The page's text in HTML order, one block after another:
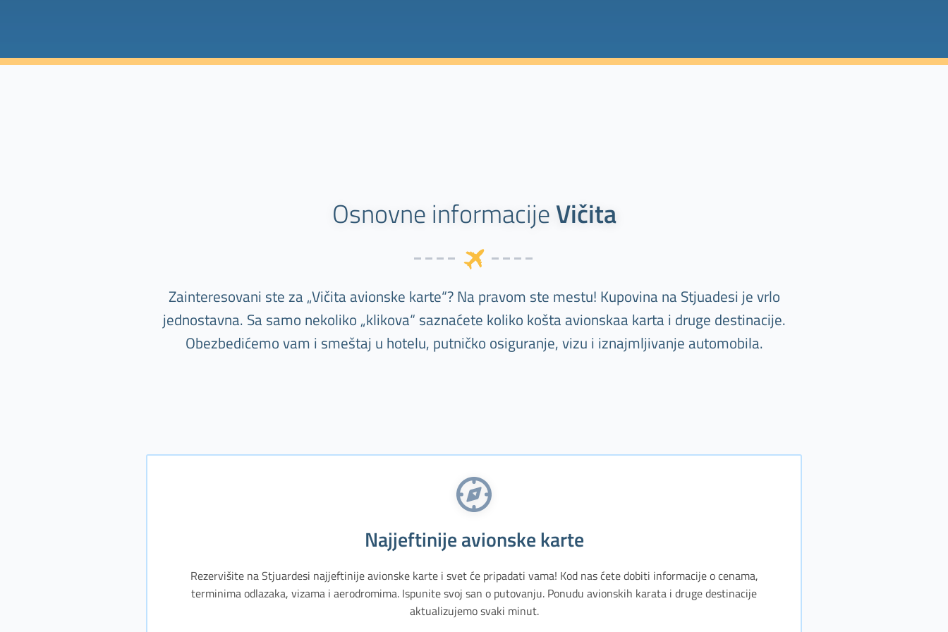
Osnovne informacijeVičita
Zainteresovani ste za „Vičita avionske karte“? Na pravom ste mestu! Kupovina na Stjuadesi je vrlo
jednostavna. Sa samo nekoliko „klikova“ saznaćete koliko košta avionskaa karta i druge destinacije.
Obezbedićemo vam i smeštaj u hotelu, putničko osiguranje, vizu i iznajmljivanje automobila.
Najjeftinije avionske karte
Rezervišite na Stjuardesi najjeftinije avionske karte i svet će pripadati vama! Kod nas ćete dobiti informacije o cenama,
terminima odlazaka, vizama i aerodromima. Ispunite svoj san o putovanju. Ponudu avionskih karata i druge destinacije
aktualizujemo svaki minut.